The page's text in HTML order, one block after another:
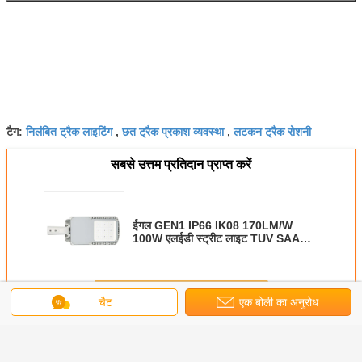
टैग:निलंबित ट्रैक लाइटिंग,छत ट्रैक प्रकाश व्यवस्था,लटकन ट्रैक रोशनी
सबसे उत्तम प्रतिदान प्राप्त करें
ईगल GEN1 IP66 IK08 170LM/W
100W एलईडी स्ट्रीट लाइट TUV SAA
जारी रखें
चैट एक बोली का अनुरोध